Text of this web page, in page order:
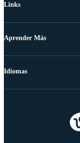
Links
Aprender Más
Idiomas